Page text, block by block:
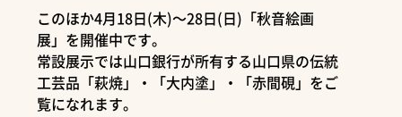
このほか4月18日(木)～28日(日)「秋音絵画
展」を開催中です。
常設展示では山口銀行が所有する山口県の伝統
工芸品「萩焼」・「大内塗」・「赤間硯」をご
覧になれます。